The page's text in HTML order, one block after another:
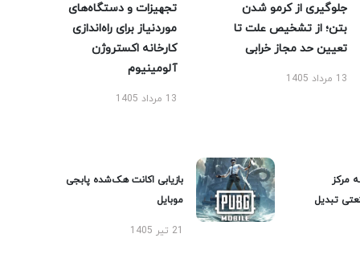
جلوگیری از کرمو شدن
بتن؛ از تشخیص علت تا
تعیین حد مجاز خرابی
13 مرداد 1405
تجهیزات و دستگاه‌های
موردنیاز برای راه‌اندازی
کارخانه اکستروژن
آلومینیوم
13 مرداد 1405
مرکز
تبدیل
بازیابی اکانت هک‌شده پابجی
موبایل
21 تیر 1405